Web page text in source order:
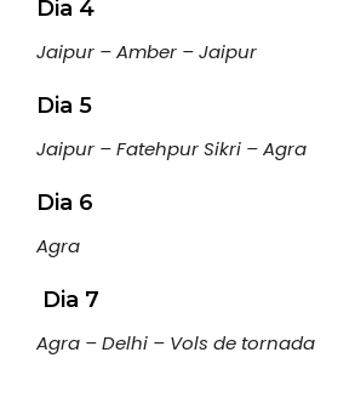
Dia 4
Jaipur – Amber – Jaipur
Dia 5
Jaipur – Fatehpur Sikri – Agra
Dia 6
Agra
Dia 7
Agra – Delhi – Vols de tornada